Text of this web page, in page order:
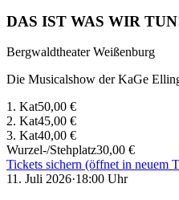
DAS IST WAS WIR
Bergwaldtheater Weißenburg
Die Musicalshow der KaGe
1. Kat50,00 €
2. Kat45,00 €
3. Kat40,00 €
Wurzel-/Stehplatz30,00 €
Tickets sichern (öffnet in neuem
11. Juli 2026·18:00 Uhr